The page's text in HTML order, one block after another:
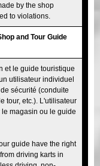
by the shop
to violations.
and Tour Guide
et le guide touristique
utilisateur individuel
sécurité (conduite
tour, etc.). L'utilisateur
magasin ou le guide
guide have the right
driving karts in